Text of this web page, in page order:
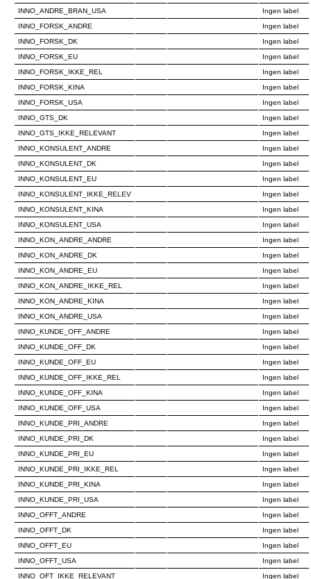
INNO_ANDRE_BRAN_USA
Ingen label
INNO_FORSK_ANDRE
Ingen label
INNO_FORSK_DK
Ingen label
INNO_FORSK_EU
Ingen label
INNO_FORSK_IKKE_REL
Ingen label
INNO_FORSK_KINA
Ingen label
INNO_FORSK_USA
Ingen label
INNO_GTS_DK
Ingen label
INNO_GTS_IKKE_RELEVANT
Ingen label
INNO_KONSULENT_ANDRE
Ingen label
INNO_KONSULENT_DK
Ingen label
INNO_KONSULENT_EU
Ingen label
INNO_KONSULENT_IKKE_RELEV
Ingen label
INNO_KONSULENT_KINA
Ingen label
INNO_KONSULENT_USA
Ingen label
INNO_KON_ANDRE_ANDRE
Ingen label
INNO_KON_ANDRE_DK
Ingen label
INNO_KON_ANDRE_EU
Ingen label
INNO_KON_ANDRE_IKKE_REL
Ingen label
INNO_KON_ANDRE_KINA
Ingen label
INNO_KON_ANDRE_USA
Ingen label
INNO_KUNDE_OFF_ANDRE
Ingen label
INNO_KUNDE_OFF_DK
Ingen label
INNO_KUNDE_OFF_EU
Ingen label
INNO_KUNDE_OFF_IKKE_REL
Ingen label
INNO_KUNDE_OFF_KINA
Ingen label
INNO_KUNDE_OFF_USA
Ingen label
INNO_KUNDE_PRI_ANDRE
Ingen label
INNO_KUNDE_PRI_DK
Ingen label
INNO_KUNDE_PRI_EU
Ingen label
INNO_KUNDE_PRI_IKKE_REL
Ingen label
INNO_KUNDE_PRI_KINA
Ingen label
INNO_KUNDE_PRI_USA
Ingen label
INNO_OFFT_ANDRE
Ingen label
INNO_OFFT_DK
Ingen label
INNO_OFFT_EU
Ingen label
INNO_OFFT_USA
Ingen label
INNO_OFT_IKKE_RELEVANT
Ingen label